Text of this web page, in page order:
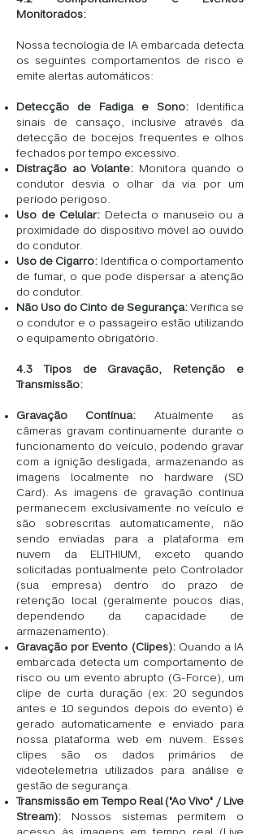
Monitorados:
Nossa tecnologia de IA embarcada detecta
os seguintes comportamentos de risco e
emite alertas automáticos:
Detecção de Fadiga e Sono:
Identifica
sinais de cansaço, inclusive através da
detecção de bocejos frequentes e olhos
fechados por tempo excessivo.
Distração ao Volante: Monitora quando o
condutor desvia o olhar da via por um
período perigoso.
Uso de Celular: Detecta o manuseio ou a
proximidade do dispositivo móvel ao ouvido
do condutor.
Uso de Cigarro: Identifica o comportamento
de fumar, o que pode dispersar a atenção
do condutor.
Não Uso do Cinto de Segurança:Verifica se
o condutor e o passageiro estão utilizando
o equipamento obrigatório.
4.3 Tipos de Gravação, Retenção e
Transmissão:
Gravação Contínua: Atualmente as
câmeras gravam continuamente durante o
funcionamento do veículo, podendo gravar
com a ignição desligada, armazenando as
imagens localmente no hardware (SD
Card). As imagens de gravação contínua
permanecem exclusivamente no veículo e
são sobrescritas automaticamente, não
sendo enviadas para a plataforma em
nuvem da ELITHIUM, exceto quando
solicitadas pontualmente pelo Controlador
(sua empresa) dentro do prazo de
retenção local (geralmente poucos dias,
dependendo da capacidade de
armazenamento).
Gravação por Evento (Clipes): Quando a IA
embarcada detecta um comportamento de
risco ou um evento abrupto (G-Force), um
clipe de curta duração (ex: 20 segundos
antes e 10 segundos depois do evento) é
gerado automaticamente e enviado para
nossa plataforma web em nuvem. Esses
clipes são os dados primários de
videotelemetria utilizados para análise e
gestão de segurança.
Transmissão em Tempo Real ("Ao Vivo" / Live
Stream):
Nossos sistemas permitem o